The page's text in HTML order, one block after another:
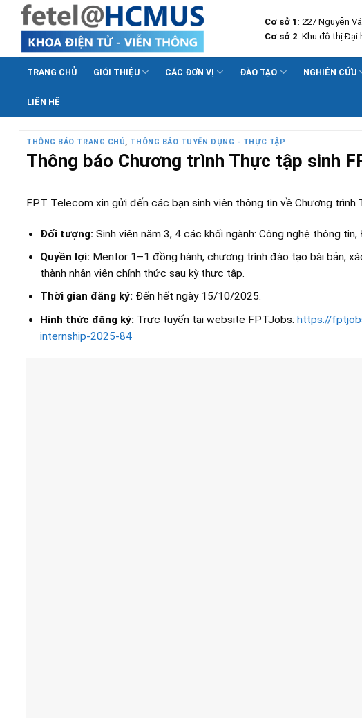
content
Cơ sở 1 : 227 Nguyễn
Cơ sở 2: Khu đô thị Đại
TRANG CHỦ GIỚI THIỆU CÁC ĐƠN VỊ ĐÀO TẠO NGHIÊN CỨU
LIÊN HỆ
THÔNG BÁO TRANG CHỦ, THÔNG BÁO TUYỂN DỤNG - THỰC TẬP
Thông báo Chương trình Thực tập sinh
FPT Telecom xin gửi đến các bạn sinh viên thông tin về Chương
Đối tượng: Sinh viên năm 3, 4 các khối ngành: Công nghệ thông
Quyền lợi: Mentor 1–1 đồng hành, chương trình đào tạo bài bản,
thành nhân viên chính thức sau kỳ thực tập.
Thời gian đăng ký: Đến hết ngày 15/10/2025.
Hình thức đăng ký: Trực tuyến tại website FPTJobs:https://
internship-2025-84